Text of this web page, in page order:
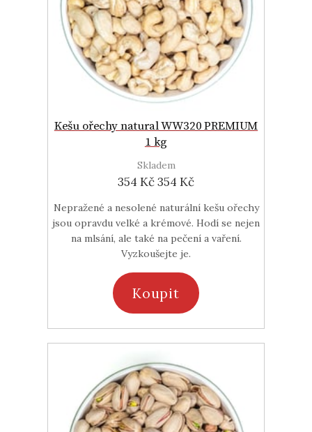
Kešu ořechy natural WW320 PREMIUM
1 kg
Skladem
354 Kč354 Kč
Nepražené a nesolené naturální kešu ořechy
jsou opravdu velké a krémové. Hodí se nejen
na mlsání, ale také na pečení a vaření.
Vyzkoušejte je.
Koupit